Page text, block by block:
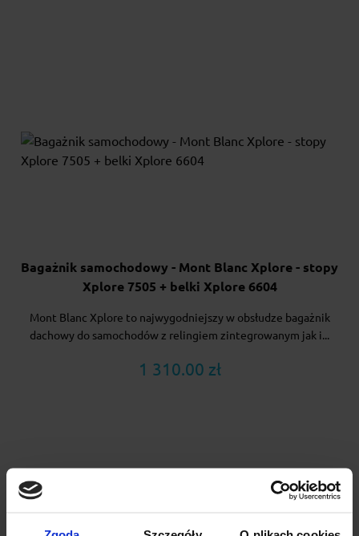
Bagażnik samochodowy - Mont Blanc Xplore - stopy
Xplore 7505 + belki Xplore 6604
Mont Blanc Xplore to najwygodniejszy w obsłudze bagażnik
dachowy do samochodów z relingiem zintegrowanym jak i...
1 310.00 zł